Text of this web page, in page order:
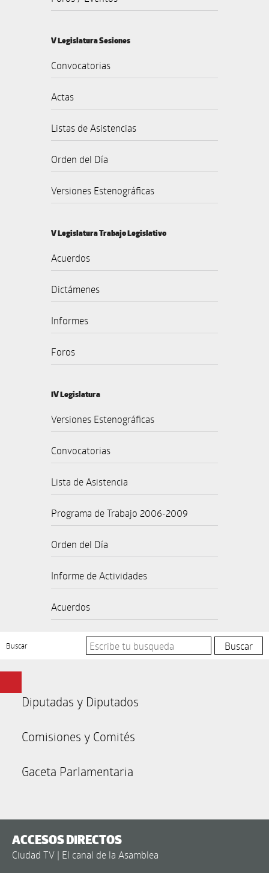
V Legislatura Sesiones
Convocatorias
Actas
Listas de Asistencias
Orden del Día
Versiones Estenográficas
V Legislatura Trabajo Legislativo
Acuerdos
Dictámenes
Informes
Foros
IV Legislatura
Versiones Estenográficas
Convocatorias
Lista de Asistencia
Programa de Trabajo 2006-2009
Orden del Día
Informe de Actividades
Acuerdos
Buscar
Diputadas y Diputados
Comisiones y Comités
Gaceta Parlamentaria
ACCESOS DIRECTOS
Ciudad TV | El canal de la Asamblea